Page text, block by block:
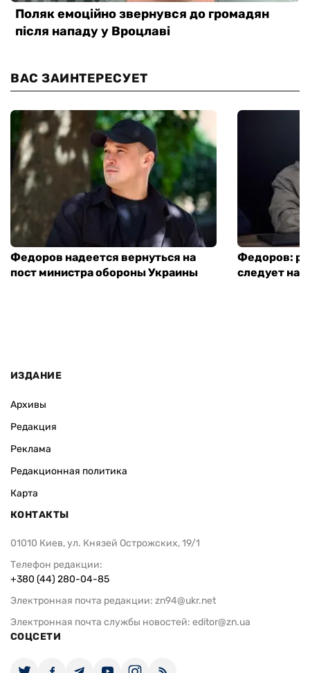
ВАС ЗАИНТЕРЕСУЕТ
Федоров надеется вернуться на
пост министра обороны Украины
Федоров:
следует
ИЗДАНИЕ
Архивы
Редакция
Реклама
Редакционная политика
Карта
КОНТАКТЫ
01010 Киев, ул. Князей Острожских, 19/1
Телефон редакции:
+380 (44) 280-04-85
Электронная почта редакции: zn94@ukr.net
Электронная почта службы новостей: editor@zn.ua
СОЦСЕТИ